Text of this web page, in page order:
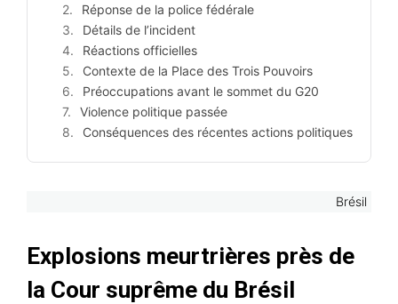
Réponse de la police fédérale
Détails de l’incident
Réactions officielles
Contexte de la Place des Trois Pouvoirs
Préoccupations avant le sommet du G20
Violence politique passée
Conséquences des récentes actions politiques
Brésil
Explosions meurtrières près de
la Cour suprême du Brésil